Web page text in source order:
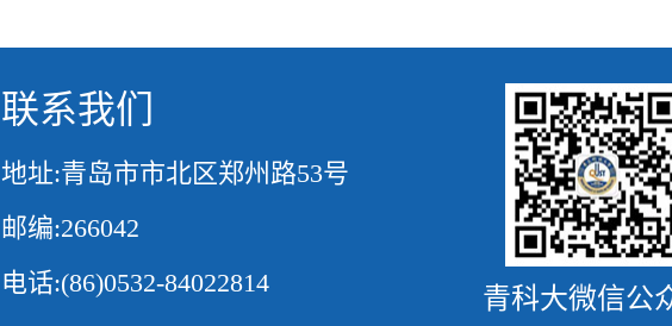
联系我们
地址:青岛市市北区郑州路53号
邮编:266042
电话:(86)0532-84022814
青科大微信公